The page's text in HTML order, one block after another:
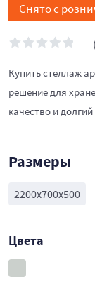
Снято с
Купить стеллаж
решение для
качество и
Размеры
2200x700x500
Цвета